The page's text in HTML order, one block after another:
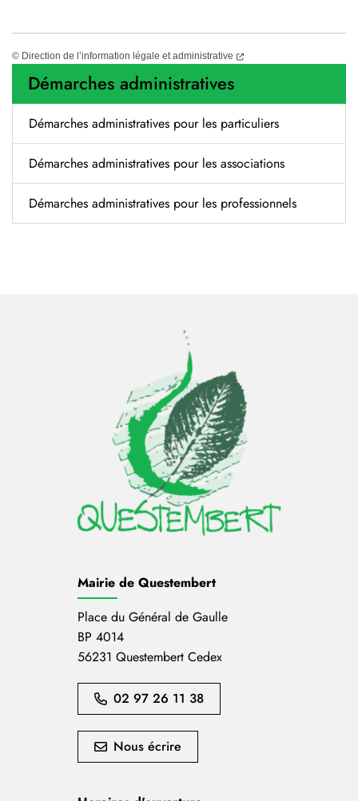
© Direction de l’information légale et administrative (nouvelle fenêtre)
Démarches administratives
Démarches administratives pour les particuliers
Démarches administratives pour les associations
Démarches administratives pour les professionnels
Mairie de Questembert
Place du Général de Gaulle
BP 4014
56231 Questembert Cedex
02 97 26 11 38
Nous écrire